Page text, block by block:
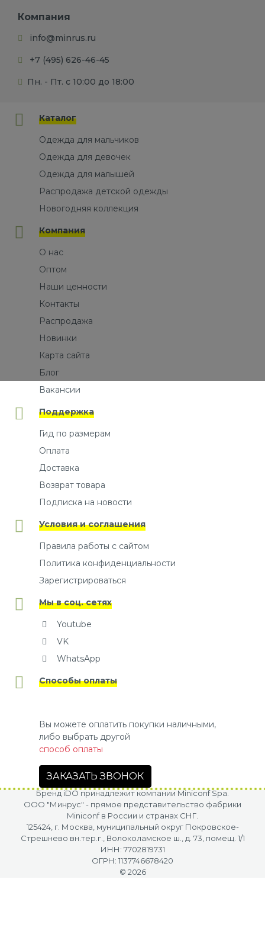
Компания
info@minrus.ru
+7 (495) 626-46-45
Пн. - Пт. с 10:00 до 18:00
Каталог
Одежда для мальчиков
Одежда для девочек
Одежда для малышей
Распродажа детской одежды
Новогодняя коллекция
Компания
О нас
Оптом
Наши ценности
Контакты
Распродажа
Новинки
Карта сайта
Блог
Вакансии
Поддержка
Гид по размерам
Оплата
Доставка
Возврат товара
Подписка на новости
Условия и соглашения
Правила работы с сайтом
Политика конфиденциальности
Зарегистрироваться
Мы в соц. сетях
Youtube
VK
WhatsApp
Способы оплаты
Вы можете оплатить покупки наличными,
либо выбрать другой
способ оплаты
ЗАКАЗАТЬ ЗВОНОК
Бренд iDO принадлежит компании Miniconf Spa.
OOO "Минрус" - прямое представительство фабрики
Miniconf в России и странах СНГ.
125424, г. Москва, муниципальный округ Покровское-
Стрешнево вн.тер.г., Волоколамское ш., д. 73, помещ. 1/1
ИНН: 7702819731
ОГРН: 1137746678420
© 2026